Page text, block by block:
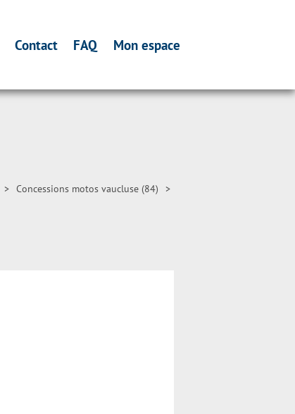
Contact FAQ Mon espace
> Concessions motos vaucluse (84) >